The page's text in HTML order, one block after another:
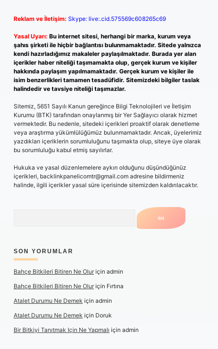
Reklam ve İletişim: Skype: live:.cid.575569c608265c69
Yasal Uyarı: Bu internet sitesi, herhangi bir marka, kurum veya
şahıs şirketi ile hiçbir bağlantısı bulunmamaktadır. Sitede yalnızca
kendi hazırladığımız makaleler paylaşılmaktadır. Burada yer alan
içerikler haber niteliği taşımamakta olup, gerçek kurum ve kişiler
hakkında paylaşım yapılmamaktadır. Gerçek kurum ve kişiler ile
isim benzerlikleri tamamen tesadüfidir. Sitemizdeki bilgiler taslak
halindedir ve tavsiye niteliği taşımazlar.
Sitemiz, 5651 Sayılı Kanun gereğince Bilgi Teknolojileri ve İletişim
Kurumu (BTK) tarafından onaylanmış bir Yer Sağlayıcı olarak hizmet
vermektedir. Bu nedenle, sitedeki içerikleri proaktif olarak denetleme
veya araştırma yükümlülüğümüz bulunmamaktadır. Ancak, üyelerimiz
yazdıkları içeriklerin sorumluluğunu taşımakta olup, siteye üye olarak
bu sorumluluğu kabul etmiş sayılırlar.
Hukuka ve yasal düzenlemelere aykırı olduğunu düşündüğünüz
içerikleri, backlinkpanelicomtr@gmail.com adresine bildirmeniz
halinde, ilgili içerikler yasal süre içerisinde sitemizden kaldırılacaktır.
SON YORUMLAR
Bahçe Bitkileri Bitiren Ne Oluriçin admin
Bahçe Bitkileri Bitiren Ne Oluriçin Fırtına
Atalet Durumu Ne Demek için admin
Atalet Durumu Ne Demek için Doruk
Bir Bitkiyi Tanıtmak Için Ne Yapmalı için admin